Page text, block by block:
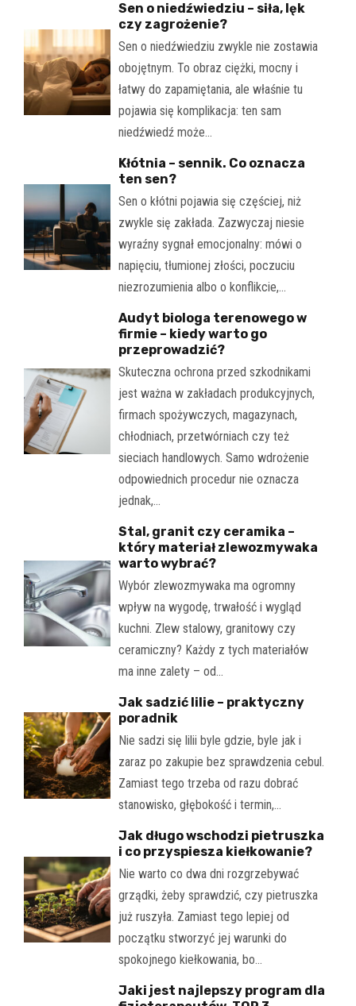
Sen o niedźwiedziu – siła, lęk
czy zagrożenie?
Sen o niedźwiedziu zwykle nie zostawia
obojętnym. To obraz ciężki, mocny i
łatwy do zapamiętania, ale właśnie tu
pojawia się komplikacja: ten sam
niedźwiedź może…
Kłótnia – sennik. Co oznacza
ten sen?
Sen o kłótni pojawia się częściej, niż
zwykle się zakłada. Zazwyczaj niesie
wyraźny sygnał emocjonalny: mówi o
napięciu, tłumionej złości, poczuciu
niezrozumienia albo o konflikcie,…
Audyt biologa terenowego w
firmie – kiedy warto go
przeprowadzić?
Skuteczna ochrona przed szkodnikami
jest ważna w zakładach produkcyjnych,
firmach spożywczych, magazynach,
chłodniach, przetwórniach czy też
sieciach handlowych. Samo wdrożenie
odpowiednich procedur nie oznacza
jednak,…
Stal, granit czy ceramika –
który materiał zlewozmywaka
warto wybrać?
Wybór zlewozmywaka ma ogromny
wpływ na wygodę, trwałość i wygląd
kuchni. Zlew stalowy, granitowy czy
ceramiczny? Każdy z tych materiałów
ma inne zalety – od…
Jak sadzić lilie – praktyczny
poradnik
Nie sadzi się lilii byle gdzie, byle jak i
zaraz po zakupie bez sprawdzenia cebul.
Zamiast tego trzeba od razu dobrać
stanowisko, głębokość i termin,…
Jak długo wschodzi pietruszka
i co przyspiesza kiełkowanie?
Nie warto co dwa dni rozgrzebywać
grządki, żeby sprawdzić, czy pietruszka
już ruszyła. Zamiast tego lepiej od
początku stworzyć jej warunki do
spokojnego kiełkowania, bo…
Jaki jest najlepszy program dla